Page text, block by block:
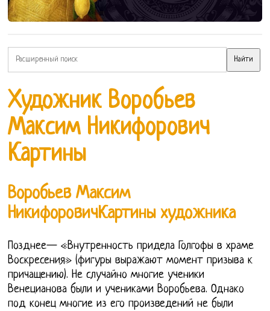
Художник Воробьев
Максим Никифорович
Картины
Воробьев Максим
НикифоровичКартины художника
Позднее— «Внутренность придела Голгофы в храме
Воскресения» (фигуры выражают момент призыва к
причащению). Не случайно многие ученики
Венецианова были и учениками Воробьева. Однако
под конец многие из его произведений не были